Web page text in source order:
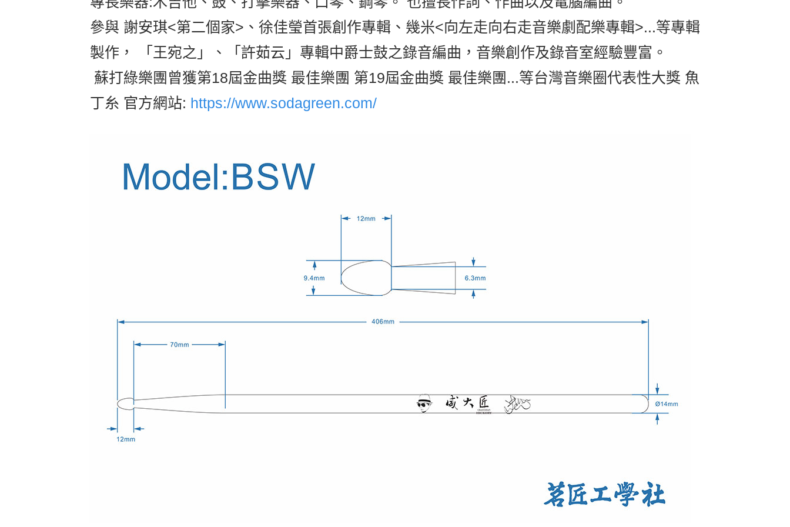
參與 謝安琪<第二個家>、徐佳瑩首張創作專輯、幾米<向左走向右走音樂劇配樂專輯>...等專輯
製作， 「王宛之」、「許茹云」專輯中爵士鼓之錄音編曲，音樂創作及錄音室經驗豐富。
蘇打綠樂團曾獲第18屆金曲獎 最佳樂團 第19屆金曲獎 最佳樂團...等台灣音樂圈代表性大獎 魚
丁糸 官方網站: https://www.sodagreen.com/